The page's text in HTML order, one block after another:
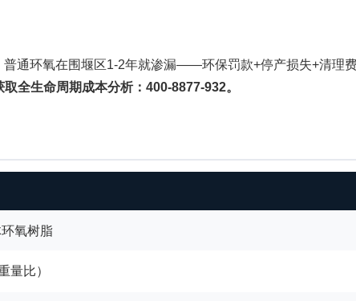
普通环氧在围堰区1-2年就渗漏——环保罚款+停产损失+清理
取全生命周期成本分析：400-8877-932。
氧树脂
量比）